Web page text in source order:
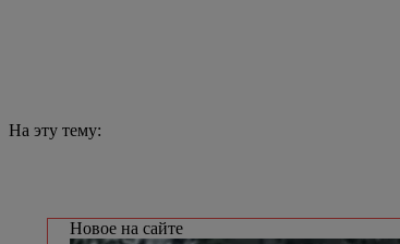
На эту тему:
Новое на сайте